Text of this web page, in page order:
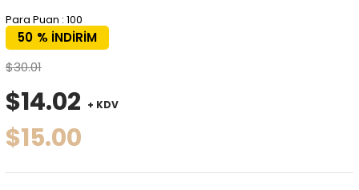
Para Puan : 100
%
50
İNDIRIM
$30.01
$14.02 + KDV
$15.00